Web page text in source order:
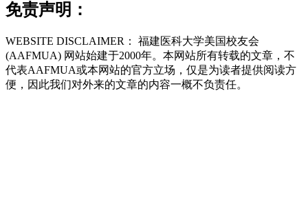
免责声明：
WEBSITE DISCLAIMER： 福建医科大学美国校友会
(AAFMUA) 网站始建于2000年。本网站所有转载的文章，不
代表AAFMUA或本网站的官方立场，仅是为读者提供阅读方
便，因此我们对外来的文章的内容一概不负责任。